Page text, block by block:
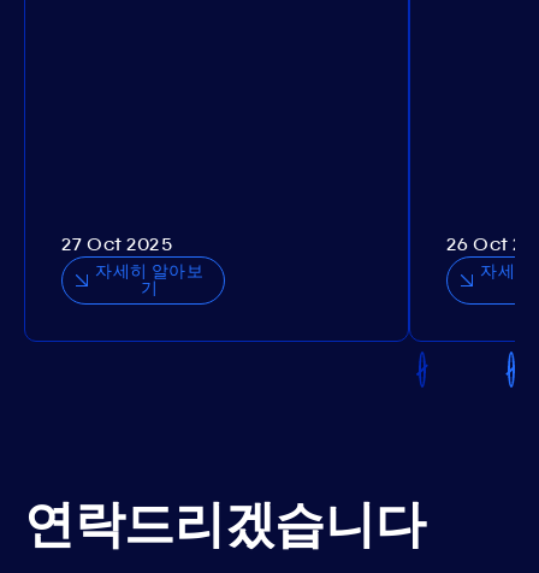
27 Oct 2025
자세히 알아보
기
26 Oct
자세히
연락드리겠습니다